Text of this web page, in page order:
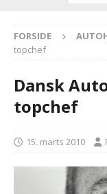
FORSIDE
topchef
Dansk
topchef
15. marts 2010